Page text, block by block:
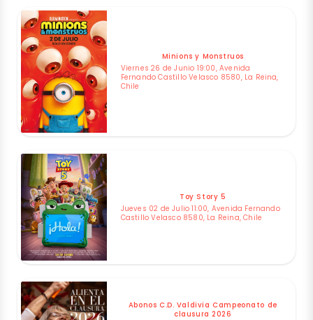
Minions y Monstruos
Viernes 26 de Junio 19:00, Avenida
Fernando Castillo Velasco 8580, La Reina,
Chile
Toy Story 5
Jueves 02 de Julio 11:00, Avenida Fernando
Castillo Velasco 8580, La Reina, Chile
Abonos C.D. Valdivia Campeonato de
clausura 2026